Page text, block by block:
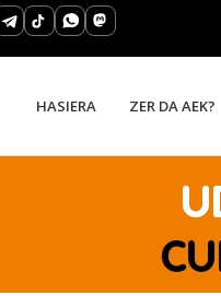
HASIERA ZER DA AEK?